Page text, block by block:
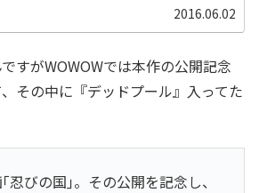
2016.06.02
すがWOWOWでは本作の公開記念
その中に『デッドプール』入ってた
忍びの国｣。その公開を記念し、